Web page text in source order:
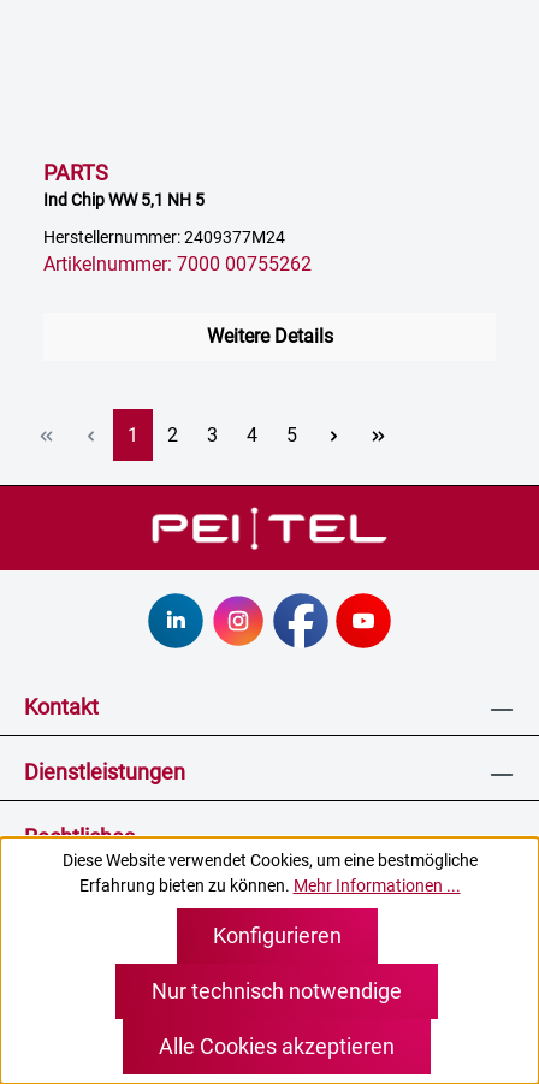
PARTS
Ind Chip WW 5,1 NH 5
Herstellernummer: 2409377M24
Artikelnummer: 7000 00755262
Weitere Details
Seite
1 Seite
2 Seite
3 Seite
4 Seite
5
Kontakt
Dienstleistungen
Rechtliches
* Alle Preise inkl. gesetzl. Mehrwertsteuer zzgl.
und ggf. Nachnahmegebühren, wenn nicht
anders angegeben.
Diese Website verwendet Cookies, um eine bestmögliche
Erfahrung bieten zu können. Mehr Informationen ...
Nur technisch notwendige
Konfigurieren
Alle Cookies akzeptieren